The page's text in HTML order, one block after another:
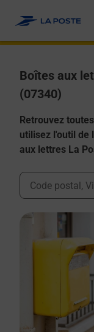
Boîtes aux
(07340)
Retrouvez
utilisez l'outil de
aux lettres La
Ville,